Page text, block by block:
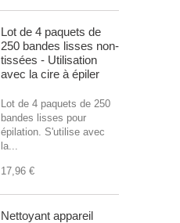
Lot de 4 paquets de
250 bandes lisses non-
tissées - Utilisation
avec la cire à épiler
Lot de 4 paquets de 250
bandes lisses pour
épilation. S'utilise avec
la...
17,96 €
Nettoyant appareil